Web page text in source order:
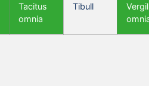
Tacitus
omnia
Tibull
Vergil